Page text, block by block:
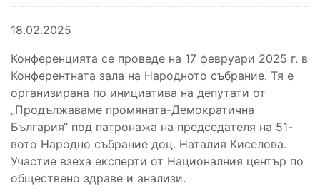
18.02.2025
Конференцията се проведе на 17 февруари 2025 г. в
Конферентната зала на Народното събрание. Тя е
организирана по инициатива на депутати от
„Продължаваме промяната-Демократична
България“ под патронажа на председателя на 51-
вото Народно събрание доц. Наталия Киселова.
Участие взеха експерти от Националния център по
обществено здраве и анализи.